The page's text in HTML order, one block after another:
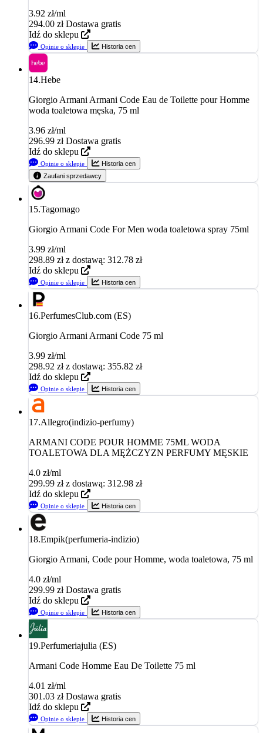
3.92 zł/ml
294.00 zł Dostawa gratis
Idź do sklepu
Opinie o sklepie Historia cen
14.Hebe
Giorgio Armani Armani Code Eau de Toilette pour Homme
woda toaletowa męska, 75 ml
3.96 zł/ml
296.99 zł Dostawa gratis
Idź do sklepu
Opinie o sklepie
Historia cen
Zaufani sprzedawcy
15.Tagomago
Giorgio Armani Code For Men woda toaletowa spray 75ml
3.99 zł/ml
298.89 zł z dostawą: 312.78 zł
Idź do sklepu
Opinie o sklepie Historia cen
16.PerfumesClub.com (ES)
Giorgio Armani Armani Code 75 ml
3.99 zł/ml
298.92 zł z dostawą: 355.82 zł
Idź do sklepu
Opinie o sklepie Historia cen
17.Allegro(indizio-perfumy)
ARMANI CODE POUR HOMME 75ML WODA
TOALETOWA DLA MĘŻCZYZN PERFUMY MĘSKIE
4.0 zł/ml
299.99 zł z dostawą: 312.98 zł
Idź do sklepu
Opinie o sklepie Historia cen
18.Empik(perfumeria-indizio)
Giorgio Armani, Code pour Homme, woda toaletowa, 75 ml
4.0 zł/ml
299.99 zł Dostawa gratis
Idź do sklepu
Opinie o sklepie Historia cen
19.Perfumeriajulia (ES)
Armani Code Homme Eau De Toilette 75 ml
4.01 zł/ml
301.03 zł Dostawa gratis
Idź do sklepu
Opinie o sklepie Historia cen